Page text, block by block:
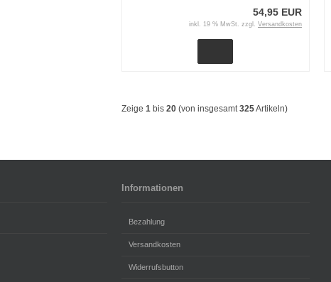
54,95 EUR
inkl. 19 % MwSt. zzgl. Versandkosten
Zeige 1 bis 20 (von insgesamt325Artikeln)
Informationen
Bezahlung
Versandkosten
Widerrufsbutton